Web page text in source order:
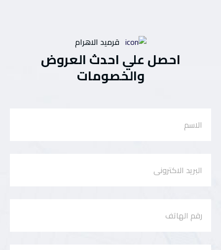
قرميد الاهرام
احصل علي احدث العروض
والخصومات